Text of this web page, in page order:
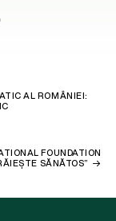
AL ROMÂNIEI:
FOUNDATION
SĂNĂTOS”